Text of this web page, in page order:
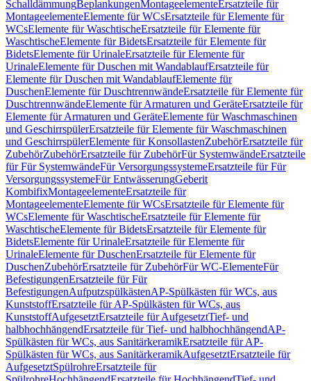
SchalldämmungBeplankungenMontageelementeErsatzteile für
MontageelementeElemente für WCsErsatzteile für Elemente für
WCsElemente für WaschtischeErsatzteile für Elemente für
WaschtischeElemente für BidetsErsatzteile für Elemente für
BidetsElemente für UrinaleErsatzteile für Elemente für
UrinaleElemente für Duschen mit WandablaufErsatzteile für
Elemente für Duschen mit WandablaufElemente für
DuschenElemente für DuschtrennwändeErsatzteile für Elemente für
DuschtrennwändeElemente für Armaturen und GeräteErsatzteile für
Elemente für Armaturen und GeräteElemente für Waschmaschinen
und GeschirrspülerErsatzteile für Elemente für Waschmaschinen
und GeschirrspülerElemente für KonsollastenZubehörErsatzteile für
ZubehörZubehörErsatzteile für ZubehörFür SystemwändeErsatzteile
für Für SystemwändeFür VersorgungssystemeErsatzteile für Für
VersorgungssystemeFür EntwässerungGeberit
KombifixMontageelementeErsatzteile für
MontageelementeElemente für WCsErsatzteile für Elemente für
WCsElemente für WaschtischeErsatzteile für Elemente für
WaschtischeElemente für BidetsErsatzteile für Elemente für
BidetsElemente für UrinaleErsatzteile für Elemente für
UrinaleElemente für DuschenErsatzteile für Elemente für
DuschenZubehörErsatzteile für ZubehörFür WC-ElementeFür
BefestigungenErsatzteile für Für
BefestigungenAufputzspülkästenAP-Spülkästen für WCs, aus
KunststoffErsatzteile für AP-Spülkästen für WCs, aus
KunststoffAufgesetztErsatzteile für AufgesetztTief- und
halbhochhängendErsatzteile für Tief- und halbhochhängendAP-
Spülkästen für WCs, aus SanitärkeramikErsatzteile für AP-
Spülkästen für WCs, aus SanitärkeramikAufgesetztErsatzteile für
AufgesetztSpülrohreErsatzteile für